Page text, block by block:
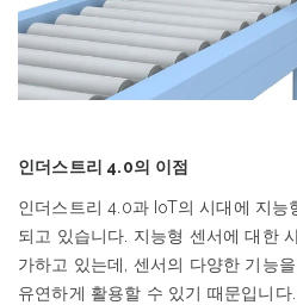
인더스트리 4.0의 이점
인더스트리 4.0과 IoT의 시대에 지능
되고 있습니다. 지능형 센서에 대한
가하고 있는데, 센서의 다양한 기능을
유연하게 활용할 수 있기 때문입니다.